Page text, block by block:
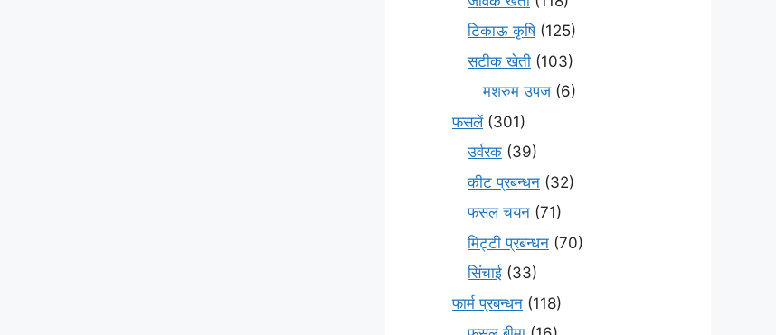
टिकाऊ कृषि(125)
सटीक खेती (103)
मशरुम उपज (6)
फसलें(301)
उर्वरक (39)
कीट प्रबन्धन (32)
फसल चयन (71)
मि‌ट्टी प्रबन्धन (70)
सिंचाई (33)
फार्म प्रबन्धन (118)